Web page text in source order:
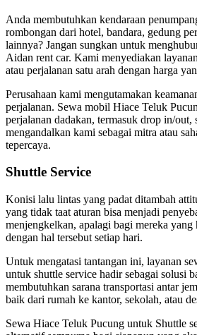
Anda membutuhkan kendaraan
rombongan dari hotel, bandara, gedung
lainnya? Jangan sungkan untuk
Aidan rent car. Kami menyediakan
atau perjalanan satu arah dengan harga
Perusahaan kami mengutamakan
perjalanan. Sewa mobil Hiace Teluk
perjalanan dadakan, termasuk drop in/out,
mengandalkan kami sebagai mitra atau
tepercaya.
Shuttle Service
Konisi lalu lintas yang padat ditambah
yang tidak taat aturan bisa menjadi
menjengkelkan, apalagi bagi mereka yang
dengan hal tersebut setiap hari.
Untuk mengatasi tantangan ini, layanan
untuk shuttle service hadir sebagai solusi
membutuhkan sarana transportasi antar
baik dari rumah ke kantor, sekolah, atau
Sewa Hiace Teluk Pucung untuk Shuttle